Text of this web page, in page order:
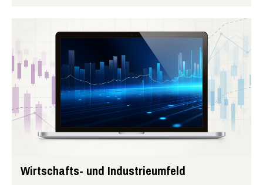
Wirtschafts- und Industrieumfeld